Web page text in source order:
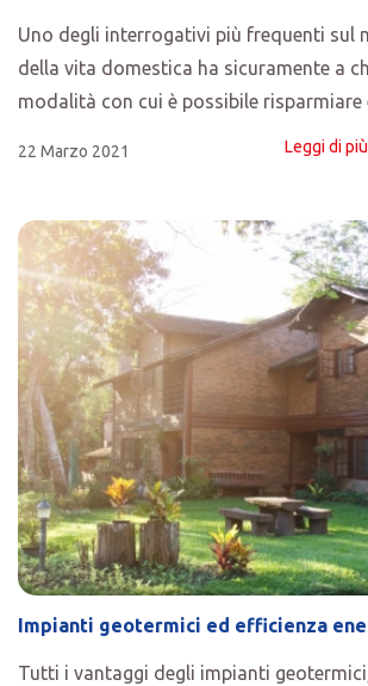
Uno degli interrogativi più frequenti sul
della vita domestica ha sicuramente a
modalità con cui è possibile risparmiare
22 Marzo 2021 Leggi di più
Impianti geotermici ed efficienza
Tutti i vantaggi degli impianti